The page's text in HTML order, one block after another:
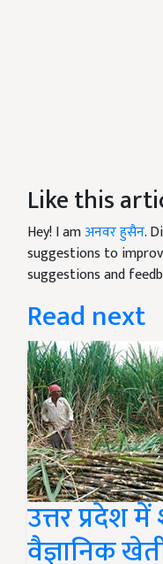
Like this
Hey! I amअनवर हुसैन.
suggestions to
suggestions and
Read next
उत्तर प्रदेश
वैज्ञानिक